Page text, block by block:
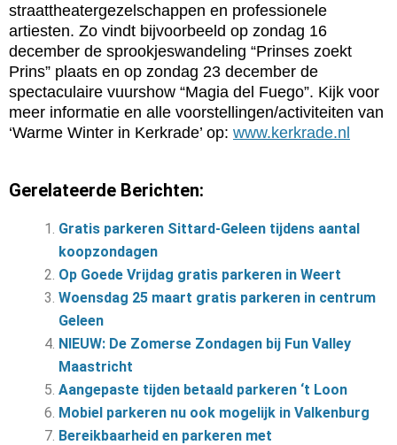
straattheatergezelschappen en professionele
artiesten. Zo vindt bijvoorbeeld op zondag 16
december de sprookjeswandeling “Prinses zoekt
Prins” plaats en op zondag 23 december de
spectaculaire vuurshow “Magia del Fuego”. Kijk voor
meer informatie en alle voorstellingen/activiteiten van
‘Warme Winter in Kerkrade’ op: www.kerkrade.nl
Gerelateerde Berichten:
Gratis parkeren Sittard-Geleen tijdens aantal
koopzondagen
Op Goede Vrijdag gratis parkeren in Weert
Woensdag 25 maart gratis parkeren in centrum
Geleen
NIEUW: De Zomerse Zondagen bij Fun Valley
Maastricht
Aangepaste tijden betaald parkeren ‘t Loon
Mobiel parkeren nu ook mogelijk in Valkenburg
Bereikbaarheid en parkeren met